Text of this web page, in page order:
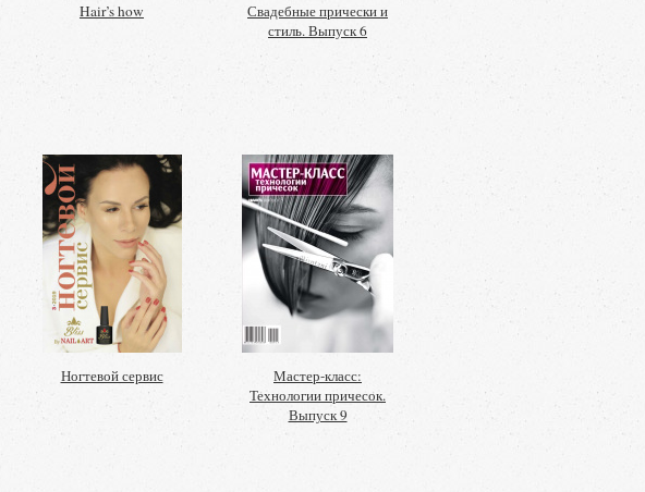
Hair’s how
Свадебные прически и
стиль. Выпуск 6
Ногтевой сервис
Мастер-класс:
Технологии причесок.
Выпуск 9